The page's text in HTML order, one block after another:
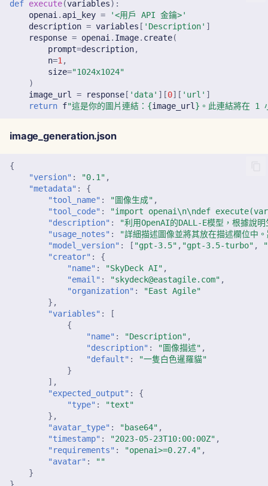
2025年1月31日
2025年1月24日
2025年1月17日
2024年12月27日
2024年12月20日
2024年12月13日
2024年12月6日
2024年11月29日
2024年11月22日
2024年11月8日
2024年11月1日
2024年10月25日
2024年10月18日
def execute(variables):
openai . api_key =
'<用戶 API 金鑰>'
description = variables [ 'Description' ]
response = openai . Image. create(
prompt=description,
n=1 ,
size="1024x1024"
)
image_url
= response [ 'data' ][0][ 'url' ]
return f"這是你的圖片連結： {image_url } 。此連結將在 1
image_generation.json
{
"version" : "0.1" ,
"metadata" :
{
"tool_name" : "圖像生成" ,
"tool_code" :
"import openai\n\ndef
"description" :
"利用OpenAI的DALL-E模型，根據說
"usage_notes" :
"詳細描述圖像並將其放在描述欄位中
"model_version" : [ "gpt-3.5" , "gpt-3.5-turbo" ,
"creator" :
{
"name" : "SkyDeck AI" ,
"email" : "skydeck@eastagile.com" ,
"organization" :
"East Agile"
},
"variables" :
[
{
"name" : "Description" ,
"description" : "圖像描述" ,
"default" :
"一隻白色暹羅貓"
}
],
"expected_output" :
{
"type" :
"text"
},
"avatar_type" : "base64" ,
"timestamp" : "2023-05-23T10:00:00Z" ,
"requirements" : "openai>=0.27.4" ,
"avatar" :
""
}